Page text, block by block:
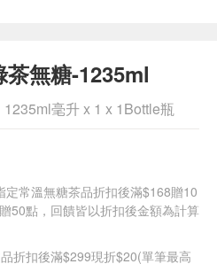
無糖-1235ml
毫升 x 1 x 1Bottle瓶
常溫無糖茶品折扣後滿$168贈10
50點，回饋皆以折扣後金額為計算
折扣後滿$299現折$20(單筆最高